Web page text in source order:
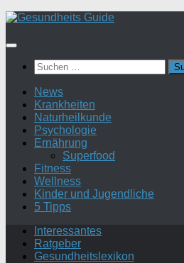
Suchen
nach:
News
Krankheiten
Naturheilkunde
Psychologie
Ernährung
Superfood
Fitness
Wellness
Kinder und Jugendliche
5 Tipps
Interessantes
Ratgeber
Gesundheitslexikon